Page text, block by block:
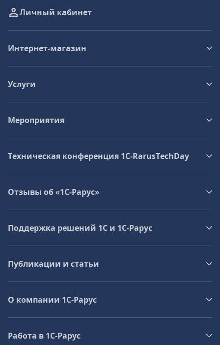
Личный кабинет
Интернет-магазин
Услуги
Мероприятия
Техническая конференция 1C‑RarusTechDay
Отзывы об «1С-Рарус»
Поддержка решений 1С и 1С‑Рарус
Публикации и статьи
О компании 1C-Рарус
Работа в 1С‑Рарус